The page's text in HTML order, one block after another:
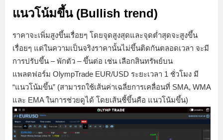
แนวโน้มขึ้น (Bullish trend)
ราคาจะเพิ่มสูงขึ้นเรื่อยๆ โดยจุดสูงสุดและจุดต่ำสุดจะสูงขึ้น
เรื่อยๆ แต่ในความเป็นจริงราคานั้นไม่ขึ้นติดกันตลอดเวลา จะมี
การปรับขึ้น – พักตัว – ขึ้นต่อ เช่น เลือกสินทรัพย์บน
แพลตฟอร์ม OlympTrade EUR/USD ระยะเวลา 1 ชั่วโมง มี
“แนวโน้มขึ้น” (สามารถใช้เส้นค่าเฉลี่ยการเคลื่อนที่ SMA, WMA
และ EMA ในการช่วยดูได้ โดยเส้นชี้ขึ้นคือ แนวโน้มขึ้น)